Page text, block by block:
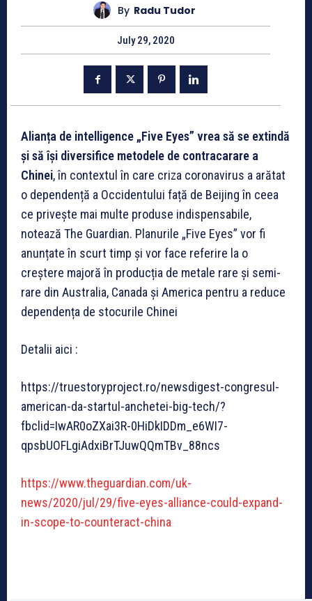
By Radu Tudor
July 29, 2020
Alianța de intelligence „Five Eyes” vrea să se extindă
și să își diversifice metodele de contracarare a
Chinei, în contextul în care criza coronavirus a arătat
o dependență a Occidentului față de Beijing în ceea
ce privește mai multe produse indispensabile,
notează The Guardian. Planurile „Five Eyes” vor fi
anunțate în scurt timp și vor face referire la o
creștere majoră în producția de metale rare și semi-
rare din Australia, Canada și America pentru a reduce
dependența de stocurile Chinei
Detalii aici :
https://truestoryproject.ro/newsdigest-congresul-
american-da-startul-anchetei-big-tech/?
fbclid=IwAR0oZXai3R-0HiDkIDDm_e6WI7-
qpsbUOFLgiAdxiBrTJuwQQmTBv_88ncs
https://www.theguardian.com/uk-
news/2020/jul/29/five-eyes-alliance-could-expand-
in-scope-to-counteract-china